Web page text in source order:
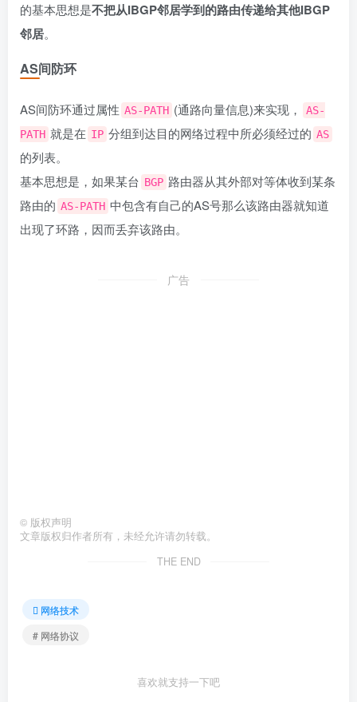
的基本思想是不把从IBGP邻居学到的路由传递给其他IBGP
邻居。
AS间防环
AS间防环通过属性 AS-PATH (通路向量信息)来实现，
AS-
PATH 就是在 IP 分组到达目的网络过程中所必须经过的 AS
的列表。
基本思想是，如果某台 BGP 路由器从其外部对等体收到某条
路由的 AS-PATH 中包含有自己的AS号那么该路由器就知道
出现了环路，因而丢弃该路由。
广告
© 版权声明
文章版权归作者所有，未经允许请勿转载。
THE END
网络技术
# 网络协议
喜欢就支持一下吧